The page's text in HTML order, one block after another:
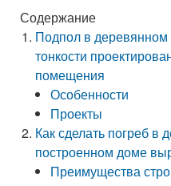
Содержание
Подпол в
тонкости
помещения
Особенности
Проекты
Как сделать погреб в
построенном доме
Преимущества